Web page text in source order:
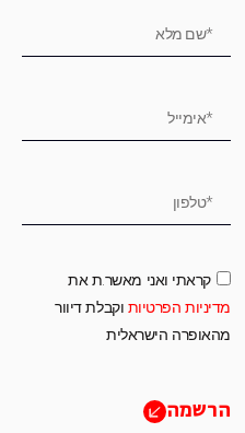
קראתי ואני מאשר.ת את
מדיניות הפרטיות וקבלת דיוור
מהאופרה הישראלית
הרשמה